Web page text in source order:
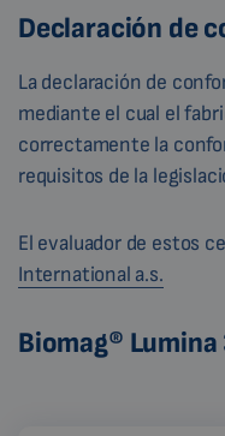
Declaración de
La declaración de
mediante el cual el
correctamente la
requisitos de la
El evaluador de estos
International a.s.
Biomag®